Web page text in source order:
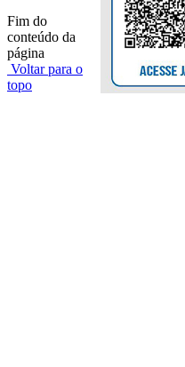
Fim do
conteúdo da
página
Voltar para o
topo